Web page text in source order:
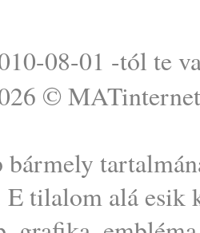
08-01 -tól te
© MATinternet
E tilalom alá esik